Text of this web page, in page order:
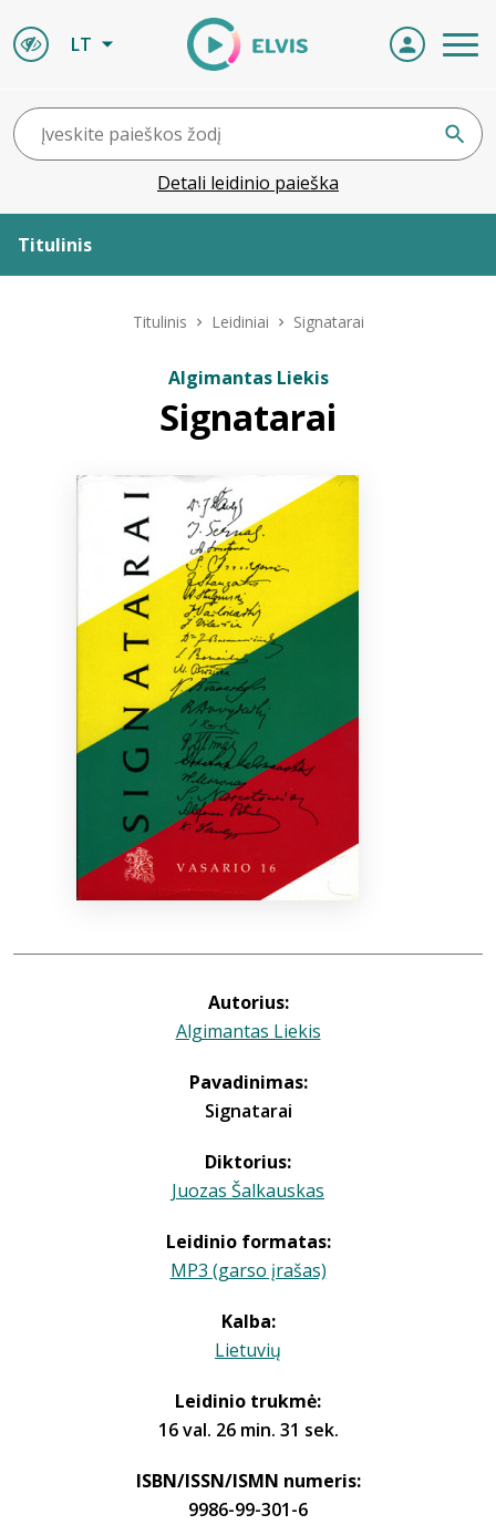
LT
Detali leidinio paieška
Titulinis
Bibliotekoms
Titulinis Leidiniai Signatarai
Algimantas Liekis
Signatarai
Autorius:
Algimantas Liekis
Pavadinimas:
Signatarai
Diktorius:
Juozas Šalkauskas
Leidinio formatas:
MP3 (garso įrašas)
Kalba:
Lietuvių
Leidinio trukmė:
16 val. 26 min. 31 sek.
ISBN/ISSN/ISMN numeris:
9986-99-301-6